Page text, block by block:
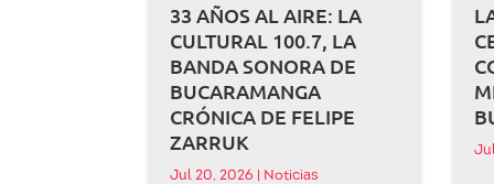
33 AÑOS AL AIRE: LA
CULTURAL 100.7, LA
BANDA SONORA DE
BUCARAMANGA
CRÓNICA DE FELIPE
ZARRUK
Jul 20, 2026 Noticias